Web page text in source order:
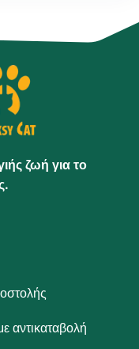
ζωή για το
αντικαταβολή